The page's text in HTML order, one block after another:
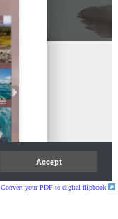
Convert your PDF to digital flipbook